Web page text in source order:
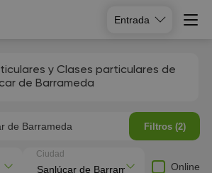
Entrada
y Clases particulares de
de Barrameda
de Barrameda Filtros (2)
Ciudad
Online